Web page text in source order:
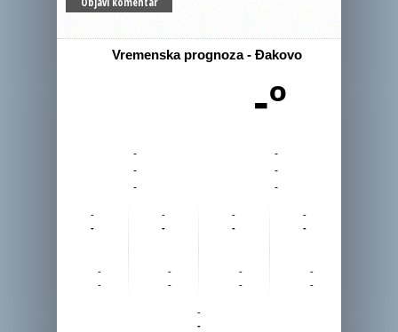
Vremenska prognoza - Đakovo
-º
-
-
-
-
-
-
-
-
-
-
-
-
-
-
-
-
-
-
-
-
-
-
-
-